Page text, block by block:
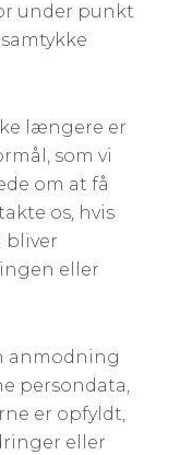
under punkt
længere er
som vi
om at få
os, hvis
bliver
eller
anmodning
persondata,
er opfyldt,
eller